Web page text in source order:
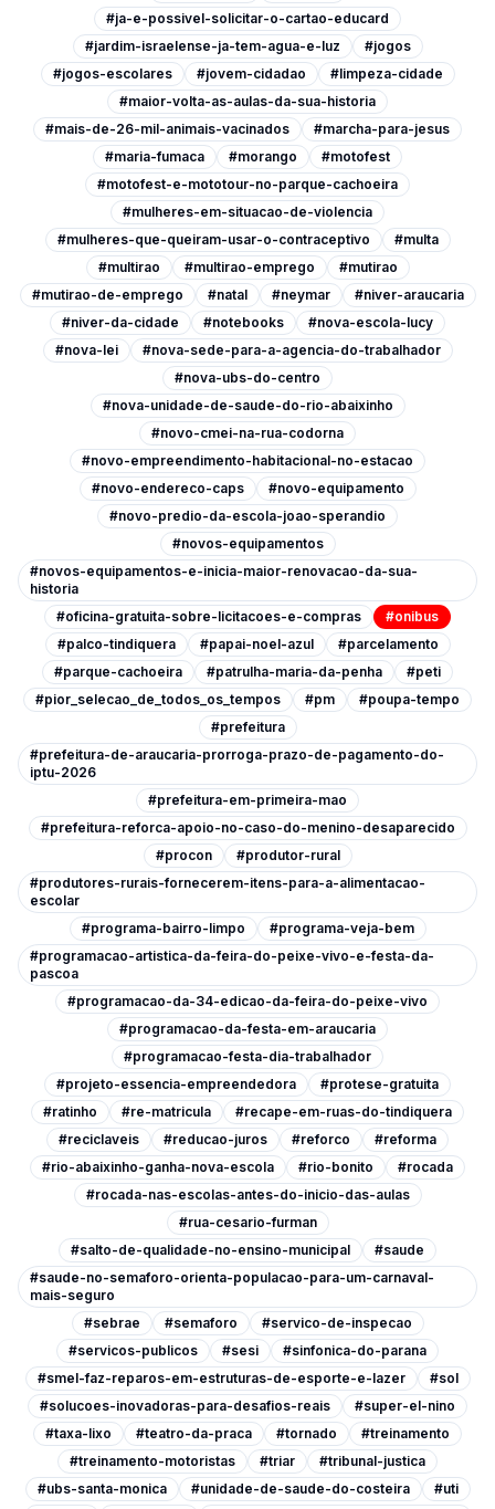
#ja-e-possivel-solicitar-o-cartao-educard
#jardim-israelense-ja-tem-agua-e-luz
#jogos
#jogos-escolares
#jovem-cidadao
#limpeza-cidade
#maior-volta-as-aulas-da-sua-historia
#mais-de-26-mil-animais-vacinados
#marcha-para-jesus
#maria-fumaca
#morango
#motofest
#motofest-e-mototour-no-parque-cachoeira
#mulheres-em-situacao-de-violencia
#mulheres-que-queiram-usar-o-contraceptivo
#multa
#multirao
#multirao-emprego
#mutirao
#mutirao-de-emprego
#natal #neymar
#niver-araucaria
#niver-da-cidade
#notebooks
#nova-escola-lucy
#nova-lei
#nova-sede-para-a-agencia-do-trabalhador
#nova-ubs-do-centro
#nova-unidade-de-saude-do-rio-abaixinho
#novo-cmei-na-rua-codorna
#novo-empreendimento-habitacional-no-estacao
#novo-endereco-caps
#novo-equipamento
#novo-predio-da-escola-joao-sperandio
#novos-equipamentos
#novos-equipamentos-e-inicia-maior-renovacao-da-sua-
historia
#oficina-gratuita-sobre-licitacoes-e-compras
#onibus
#palco-tindiquera
#papai-noel-azul
#parcelamento
#parque-cachoeira
#patrulha-maria-da-penha
#peti
#pior_selecao_de_todos_os_tempos
#pm
#poupa-tempo
#prefeitura
#prefeitura-de-araucaria-prorroga-prazo-de-pagamento-do-
iptu-2026
#prefeitura-em-primeira-mao
#prefeitura-reforca-apoio-no-caso-do-menino-desaparecido
#procon
#produtor-rural
#produtores-rurais-fornecerem-itens-para-a-alimentacao-
escolar
#programa-bairro-limpo
#programa-veja-bem
#programacao-artistica-da-feira-do-peixe-vivo-e-festa-da-
pascoa
#programacao-da-34-edicao-da-feira-do-peixe-vivo
#programacao-da-festa-em-araucaria
#programacao-festa-dia-trabalhador
#projeto-essencia-empreendedora
#protese-gratuita
#ratinho
#re-matricula
#recape-em-ruas-do-tindiquera
#reciclaveis
#reducao-juros #reforco
#reforma
#rio-abaixinho-ganha-nova-escola
#rio-bonito
#rocada
#rocada-nas-escolas-antes-do-inicio-das-aulas
#rua-cesario-furman
#salto-de-qualidade-no-ensino-municipal
#saude
#saude-no-semaforo-orienta-populacao-para-um-carnaval-
mais-seguro
#sebrae
#semaforo
#servico-de-inspecao
#servicos-publicos
#sesi
#sinfonica-do-parana
#smel-faz-reparos-em-estruturas-de-esporte-e-lazer
#sol
#solucoes-inovadoras-para-desafios-reais
#super-el-nino
#taxa-lixo
#teatro-da-praca #tornado
#treinamento
#treinamento-motoristas
#triar
#tribunal-justica
#ubs-santa-monica
#unidade-de-saude-do-costeira
#uti